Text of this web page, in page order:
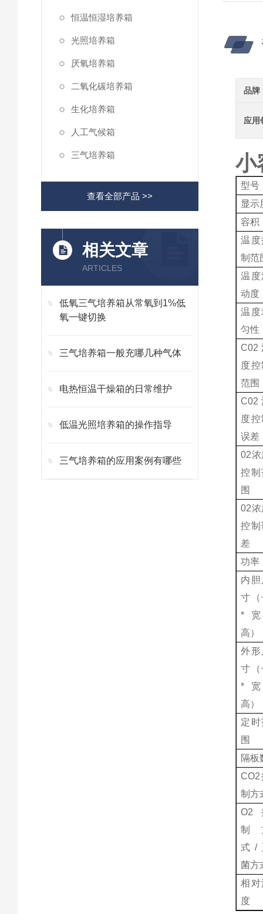
恒温恒湿培养箱
光照培养箱
厌氧培养箱
二氧化碳培养箱
生化培养箱
人工气候箱
三气培养箱
查看全部产品 >>
相关文章
ARTICLES
低氧三气培养箱从常氧到1%低
氧一键切换
三气培养箱一般充哪几种气体
电热恒温干燥箱的日常维护
低温光照培养箱的操作指导
三气培养箱的应用案例有哪些
品牌
应用
小
型号
显示
容积
温度
制范
温度
动度
温度
匀性
C02
度控
范围
C02
度控
误差
02浓
控制
围
02浓
控制
差
功率
内胆
寸（
*
高）
外形
寸（
*
高）
定时
围
隔板
CO2
制方
O2
制
式/
菌方
相对
度